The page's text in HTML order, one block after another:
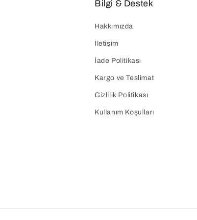
Bilgi & Destek
Hakkımızda
İletişim
İade Politikası
Kargo ve Teslimat
Gizlilik Politikası
Kullanım Koşulları